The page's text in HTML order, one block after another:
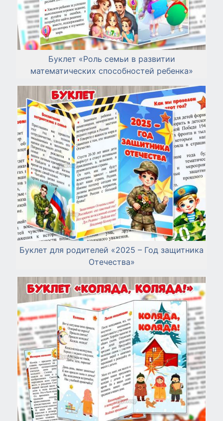
Буклет «Роль семьи в развитии
математических способностей ребенка»
Буклет для родителей «2025 – Год защитника
Отечества»